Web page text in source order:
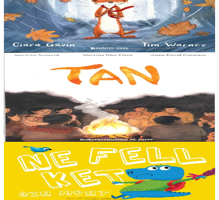
An avel, ar glav... Ne blij ket tamm enet da Varc'harid Koant...
Spontet-mik e vez bewech zoken. Daoust ha Lagadeg, he mignonez
nevez, a zeuio a-benn da lakaat...
Er stok13,00 €
8 vloaz hag ouzhpenn
E penn uhelañ an torgennoù glas, lec'h ma vez goloet ar menezioù
gant latar ar beurevezhioù disafar, eo kludet ar gêriadennig vaya
anvet Sakamch'en. En tu all...
Er stok 11,00 €
3 bloaz hag ouzhpenn
Bannoù-heol
Ne fell ket din mont d'ar skol !
Hiziv emañ devezh skol kentañ Logodennig ha Dinosaorig. Ne fell